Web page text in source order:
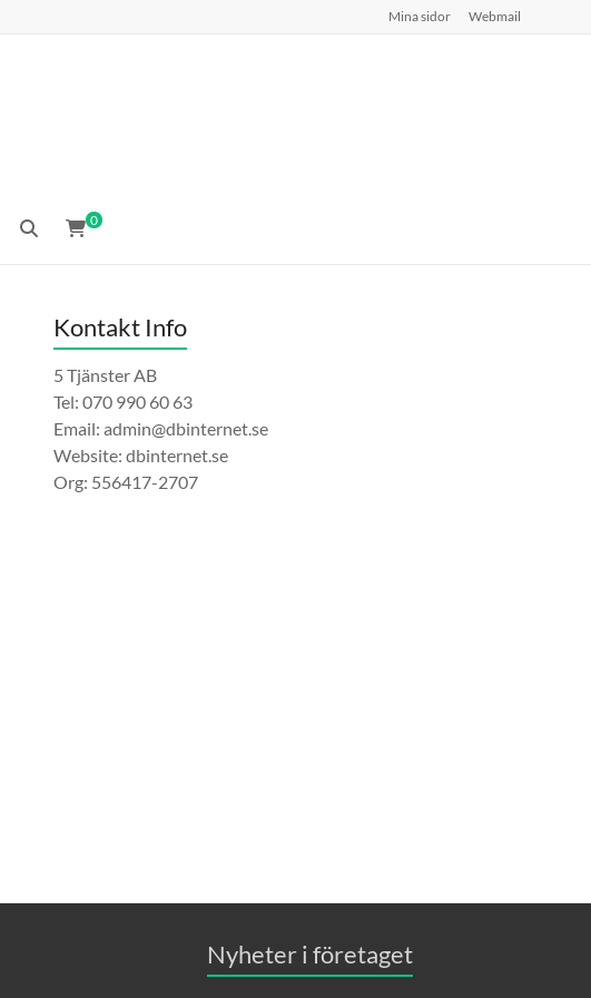
Mina sidor Webmail
0
Kontakt Info
5 Tjänster AB
Tel: 070 990 60 63
Email: admin@dbinternet.se
Website: dbinternet.se
Org: 556417-2707
Nyheter i företaget